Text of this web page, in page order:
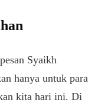
Syaikh
hanya untuk para
kita hari ini. Di